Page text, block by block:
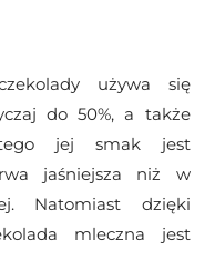
używa się
do 50%, a także
jej smak jest
jaśniejsza niż w
Natomiast dzięki
mleczna jest